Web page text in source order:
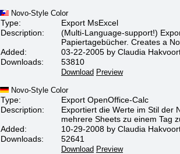
Novo-Style Color
Type:
Export MsExcel
Description:
(Multi-Language-support!)
Papiertagebücher. Creates a
Added:
03-22-2005 by Claudia
Downloads:
53810
Download Preview
Novo-Style Color
Type:
Export OpenOffice-Calc
Description:
Exportiert die Werte im Stil der
mehrere Sheets zu einem Tag
Added:
10-29-2008 by Claudia
Downloads:
52641
Download Preview